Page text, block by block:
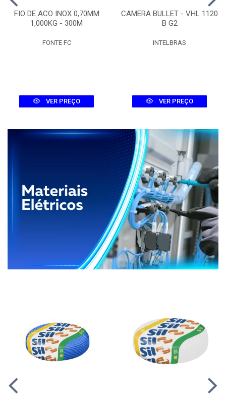
FIO DE ACO INOX 0,70MM
1,000KG - 300M
FONTE FC
VER PREÇO
CAMERA BULLET - VHL 1120
B G2
INTELBRAS
VER PREÇO